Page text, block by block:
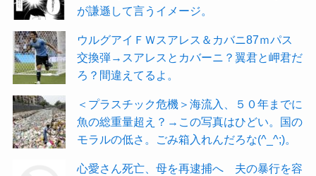
が謙遜して言うイメージ。
ウルグアイＦＷスアレス＆カバニ87ｍパス
交換弾→スアレスとカバーニ？翼君と岬君だ
ろ？間違えてるよ。
＜プラスチック危機＞海流入、５０年までに
魚の総重量超え？→この写真はひどい。国の
モラルの低さ。ごみ箱入れんだろな(^_^;)。
心愛さん死亡、母を再逮捕へ 夫の暴行を容